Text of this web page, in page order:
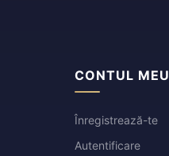
CONTUL MEU
Înregistrează-te
Autentificare